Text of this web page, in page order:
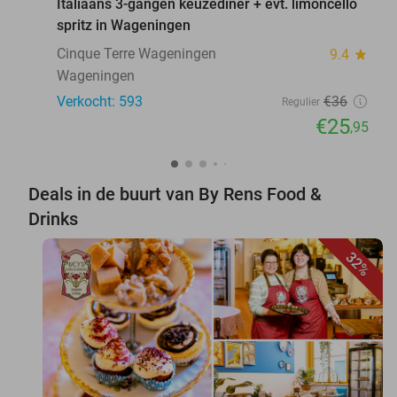
Italiaans 3-gangen keuzediner + evt. limoncello
spritz in Wageningen
Cinque Terre Wageningen
9.4 star
Wageningen
Verkocht: 593
Regulier €36
€25,95
Deals in de buurt van By Rens Food &
Drinks
32%